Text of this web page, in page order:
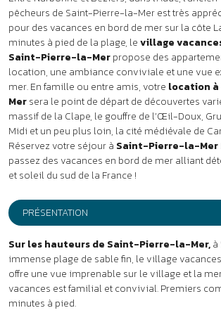
PRÉSENTATION
Sur les hauteurs de Saint-Pierre-la-Mer,à
immense plage de sable fin, le village
offre une vue imprenable sur le village et la
vacances est familial et convivial. Premiers
minutes à pied.
Location vacances à
Pierre-la-Mer
38 appartements répartis dans une résidence de
Appartement 4 pers. - env. 30 m² :séjour
équipé et canapé convertible 2 places, chambre
Balcon ou terrasse avec salon de jardin.
•Appartement 6 pers. - env. 35 m² : séjour
équipé et canapé convertible 2 places, 2
lits simples. Balcon ou terrasse avec salon de